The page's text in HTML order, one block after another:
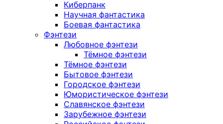
Киберпанк
Научная фантастика
Боевая фантастика
Фэнтези
Любовное фэнтези
Тёмное фэнтези
Тёмное фэнтези
Бытовое фэнтези
Городское фэнтези
Юмористическое фэнтези
Славянское фэнтези
Зарубежное фэнтези